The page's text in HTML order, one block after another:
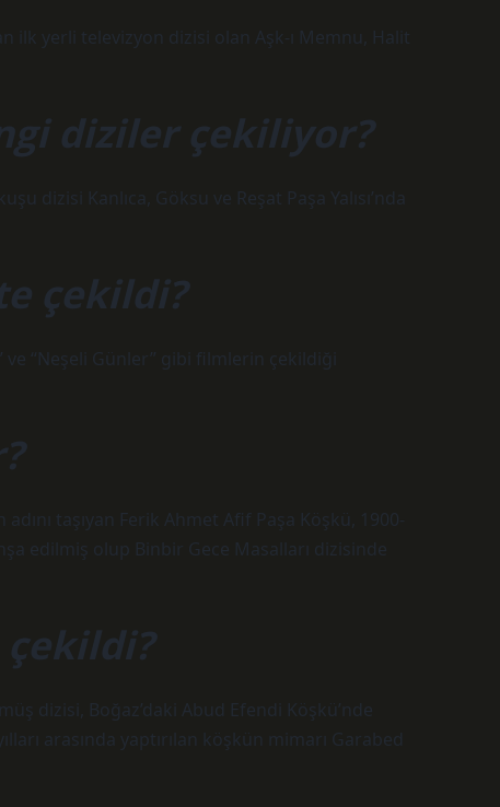
ilk yerli televizyon dizisi olan Aşk-ı Memnu, Halit
diziler çekiliyor?
dizisi Kanlıca, Göksu ve Reşat Paşa Yalısı’nda
çekildi?
ve “Neşeli Günler” gibi filmlerin çekildiği
adını taşıyan Ferik Ahmet Afif Paşa Köşkü, 1900-
edilmiş olup Binbir Gece Masalları dizisinde
çekildi?
dizisi, Boğaz’daki Abud Efendi Köşkü’nde
arasında yaptırılan köşkün mimarı Garabed